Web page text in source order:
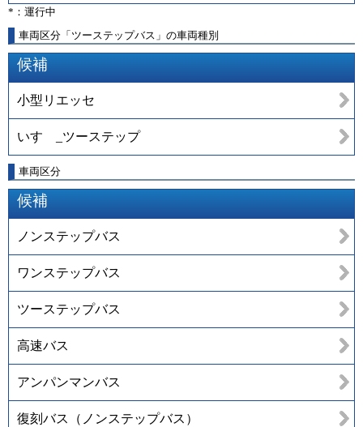
*：運行中
車両区分「ツーステップバス」の車両種別
候補
小型リエッセ
いすゞ_ツーステップ
車両区分
候補
ノンステップバス
ワンステップバス
ツーステップバス
高速バス
アンパンマンバス
復刻バス（ノンステップバス）